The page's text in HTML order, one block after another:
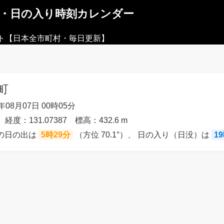
日の入り時刻カレンダー
日本全市町村・毎日更新】
08月07日 00時05分
経度：131.07387 標高：432.6 m
日の出は 5時29分 （方位 70.1°）、 日の入り（日没）は